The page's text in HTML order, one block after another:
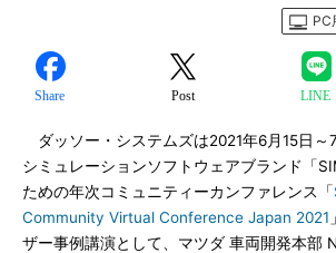
PC
Share Post LINE
ダッソー・システムズは2021年6月15日～
シミュレーションソフトウェアブランド「
ための年次コミュニティーカンファレンス「
Community Virtual Conference Japan 2021
ザー事例講演として、マツダ 車両開発本部